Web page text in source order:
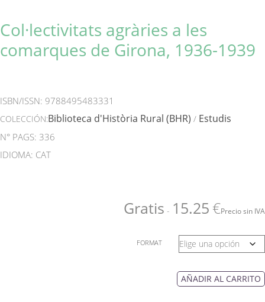
Col·lectivitats agràries a les
comarques de Girona, 1936-1939
ISBN/ISSN: 9788495483331
COLECCIÓN:Biblioteca d'Història Rural (BHR) / Estudis
N° PAGS: 336
IDIOMA: CAT
Gratis - 15.25 €Precio sin IVA
FORMAT
AÑADIR AL CARRITO